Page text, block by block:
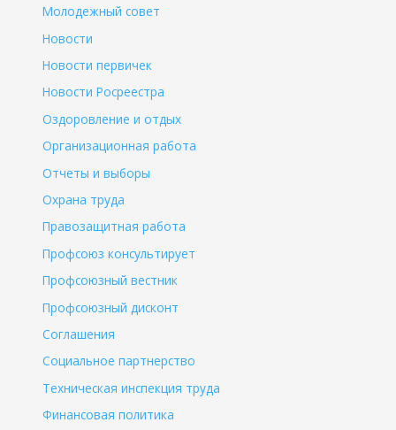
Молодежный совет
Новости
Новости первичек
Новости Росреестра
Оздоровление и отдых
Организационная работа
Отчеты и выборы
Охрана труда
Правозащитная работа
Профсоюз консультирует
Профсоюзный вестник
Профсоюзный дисконт
Соглашения
Социальное партнерство
Техническая инспекция труда
Финансовая политика